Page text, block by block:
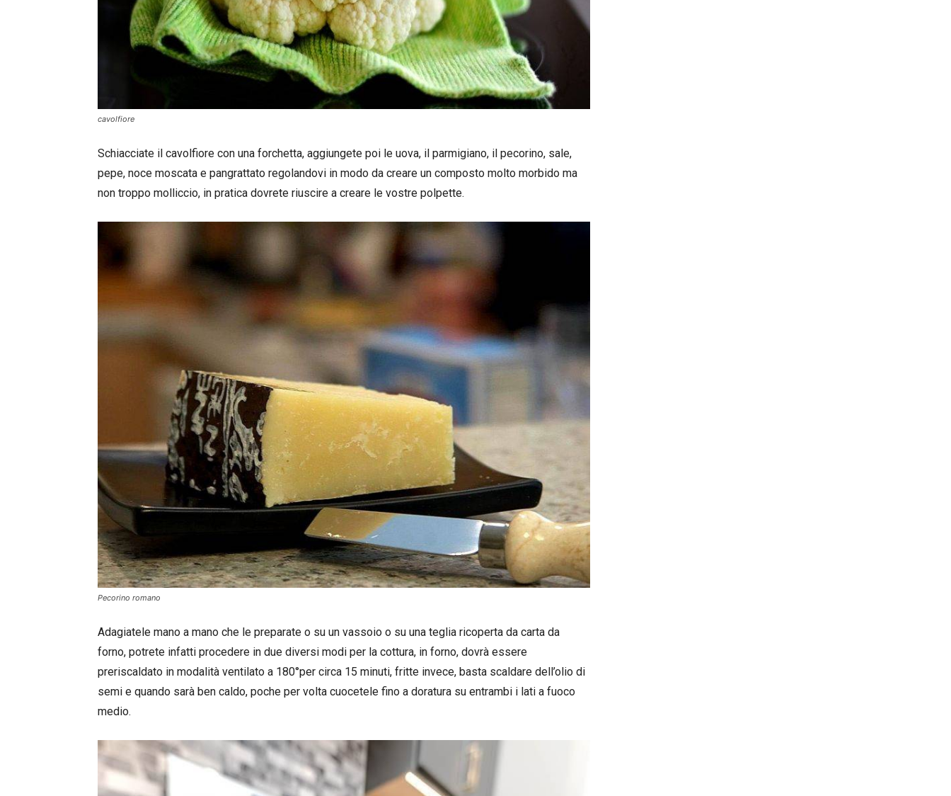
cavolfiore
Schiacciate il cavolfiore con una forchetta, aggiungete poi le uova, il parmigiano, il pecorino, sale,
pepe, noce moscata e pangrattato regolandovi in modo da creare un composto molto morbido ma
non troppo molliccio, in pratica dovrete riuscire a creare le vostre polpette.
Pecorino romano
Adagiatele mano a mano che le preparate o su un vassoio o su una teglia ricoperta da carta da
forno, potrete infatti procedere in due diversi modi per la cottura, in forno, dovrà essere
preriscaldato in modalità ventilato a 180°per circa 15 minuti, fritte invece, basta scaldare dell’olio di
semi e quando sarà ben caldo, poche per volta cuocetele fino a doratura su entrambi i lati a fuoco
medio.